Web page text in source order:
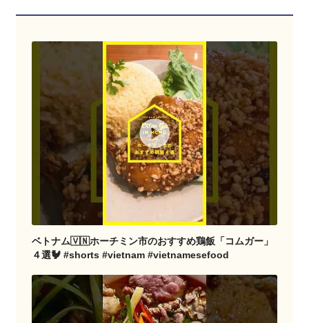
ベトナム🇻🇳ホーチミン市のおすすめ鶏飯「コムガー」
４選🐓 #shorts #vietnam #vietnamesefood